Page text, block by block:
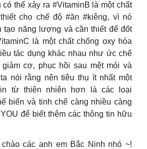
có thể xảy ra #VitaminB là một chất
cho chế độ #ăn #kiêng, vì nó
tạo năng lượng và cần thiết để đốt
là một chất chống oxy hóa
tác dụng khác nhau như ức chế
giảm cơ, phục hồi sau mệt mỏi và
nói rằng nên tiêu thụ ít nhất một
từ thiên nhiên hơn là các loại
biến và tinh chế càng nhiều càng
để biết thêm các thông tin hữu
các anh em Bắc Ninh nhó ~!